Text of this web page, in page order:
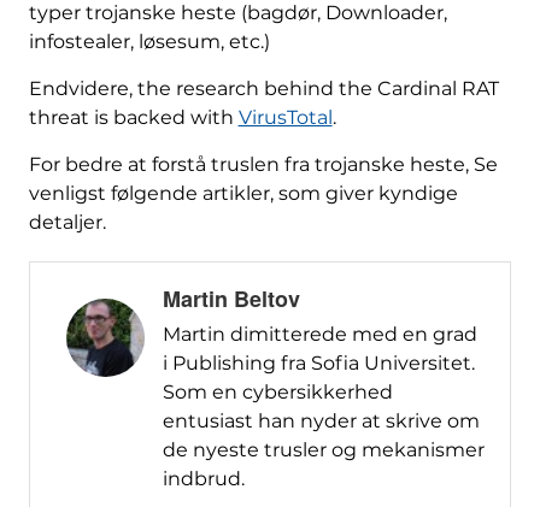
typer trojanske heste (bagdør, Downloader,
infostealer, løsesum, etc.)
Endvidere, the research behind the Cardinal RAT
threat is backed with VirusTotal.
For bedre at forstå truslen fra trojanske heste, Se
venligst følgende artikler, som giver kyndige
detaljer.
Martin Beltov
Martin dimitterede med en grad
i Publishing fra Sofia Universitet.
Som en cybersikkerhed
entusiast han nyder at skrive om
de nyeste trusler og mekanismer
indbrud.